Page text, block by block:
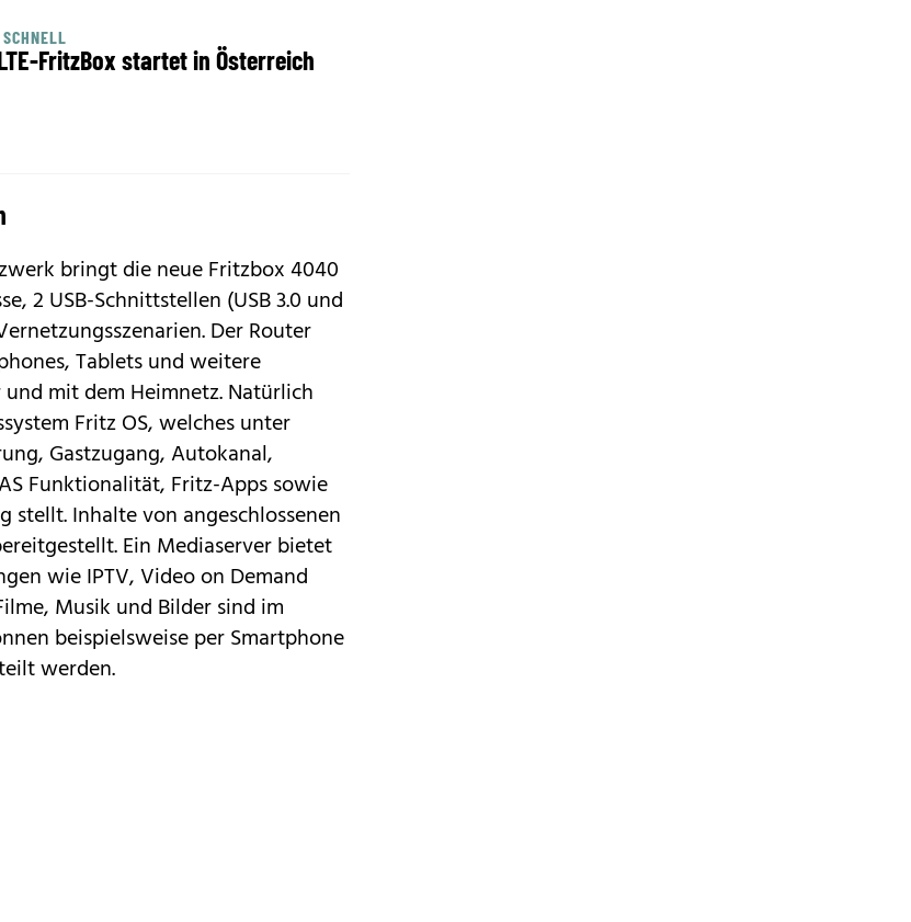
FritzBox startet in Österreich
bringt die neue Fritzbox 4040
2 USB-Schnittstellen (USB 3.0 und
Der Router
Tablets und weitere
mit dem Heimnetz. Natürlich
Fritz OS, welches unter
Gastzugang, Autokanal,
Funktionalität, Fritz-Apps sowie
Inhalte von angeschlossenen
Ein Mediaserver bietet
wie IPTV, Video on Demand
Musik und Bilder sind im
beispielsweise per Smartphone
werden.